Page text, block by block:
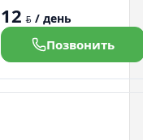
безошибочного
выравнивания объектов
в помещении, диаметр
рабочей зоны 20 м, вес
0,50 кг
12 BYN / день
Позвонить